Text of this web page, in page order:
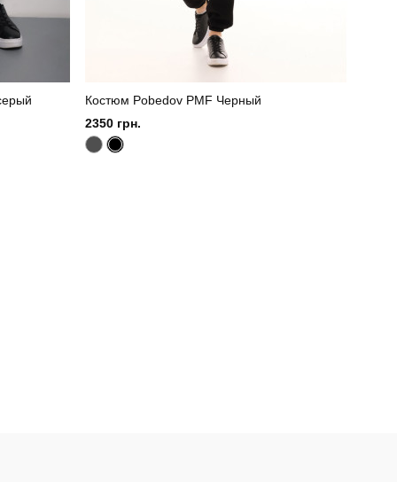
Костюм Pobedov PMF Черный
2350 грн.